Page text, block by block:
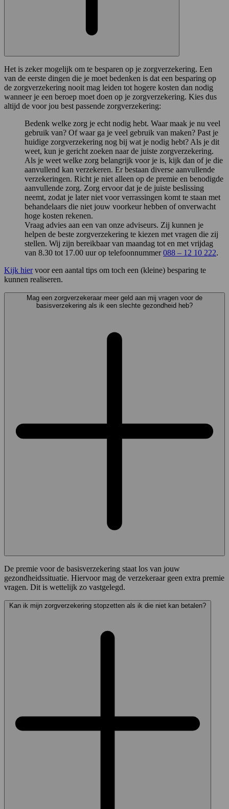
Het is zeker mogelijk om te besparen op je zorgverzekering. Een
van de eerste dingen die je moet bedenken is dat een besparing op
de zorgverzekering nooit mag leiden tot hogere kosten dan nodig
wanneer je een beroep moet doen op je zorgverzekering. Kies dus
altijd de voor jou best passende zorgverzekering:
Bedenk welke zorg je echt nodig hebt. Waar maak je nu veel
gebruik van? Of waar ga je veel gebruik van maken? Past je
huidige zorgverzekering nog bij wat je nodig hebt? Als je dit
weet, kun je gericht zoeken naar de juiste zorgverzekering.
Als je weet welke zorg belangrijk voor je is, kijk dan of je die
aanvullend kan verzekeren. Er bestaan diverse aanvullende
verzekeringen. Richt je niet alleen op de premie en benodigde
aanvullende zorg. Zorg ervoor dat je de juiste beslissing
neemt, zodat je later niet voor verrassingen komt te staan met
behandelaars die niet jouw voorkeur hebben of onverwacht
hoge kosten rekenen.
Vraag advies aan een van onze adviseurs. Zij kunnen je
helpen de beste zorgverzekering te kiezen met vragen die zij
stellen. Wij zijn bereikbaar van maandag tot en met vrijdag
van 8.30 tot 17.00 uur op telefoonnummer088 – 12 10 222.
Kijk hiervoor een aantal tips om toch een (kleine) besparing te
kunnen realiseren.
Mag een zorgverzekeraar meer geld aan mij vragen voor de
basisverzekering als ik een slechte gezondheid heb?
De premie voor de basisverzekering staat los van jouw
gezondheidssituatie. Hiervoor mag de verzekeraar geen extra premie
vragen. Dit is wettelijk zo vastgelegd.
Kan ik mijn zorgverzekering stopzetten als ik die niet kan betalen?